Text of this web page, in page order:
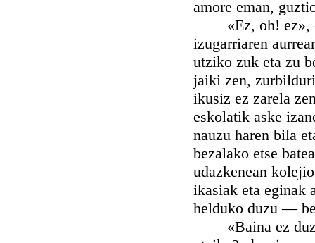
amore eman,
«Ez, oh! ez»,
izugarriaren
utziko zuk eta zu
jaiki zen,
ikusiz ez zarela
eskolatik aske
nauzu haren bila
bezalako etse
udazkenean
ikasiak eta eginak
helduko duzu —
«Baina ez duzu